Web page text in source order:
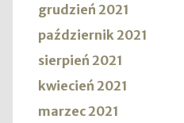
grudzień 2021
październik 2021
sierpień 2021
kwiecień 2021
marzec 2021